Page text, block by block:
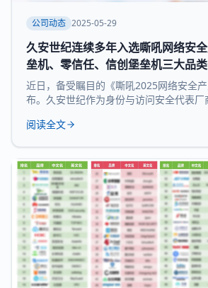
公司动态 2025-05-29
久安世纪连续多年入选嘶吼网络安
垒机、零信任、信创堡垒机三大品
近日，备受瞩目的《嘶吼2025网络安全
布。久安世纪作为身份与访问安全代表厂
垒机、零信任、信创堡垒机 三大细分领域
图谱》凭借深入的调研、专业的分析，
产业的最新态势，挖掘潜在发展机遇，为
阅读全文